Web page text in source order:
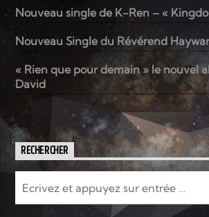
Nouveau single de K-Ren – «
Nouveau Single du Révérend
« Rien que pour demain » le nouvel
David
RECHERCHER